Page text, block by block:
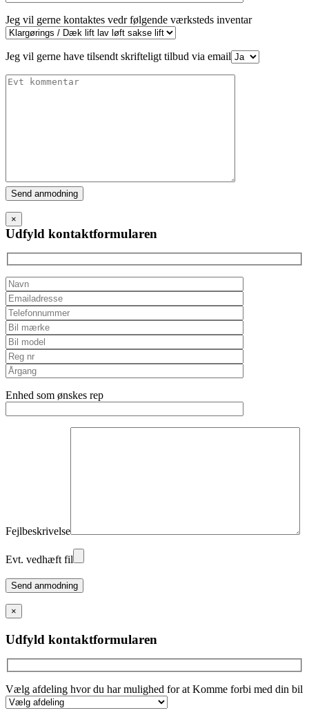
Jeg vil gerne kontaktes vedr følgende værksteds inventar
Jeg vil gerne have tilsendt skrifteligt tilbud via email
Please
leave
this
field
empty.
×
Udfyld kontaktformularen
Enhed som ønskes rep
Fejlbeskrivelse
Evt. vedhæft fil
Please
leave
this
field
empty.
×
Udfyld kontaktformularen
Vælg afdeling hvor du har mulighed for at Komme forbi med din bil